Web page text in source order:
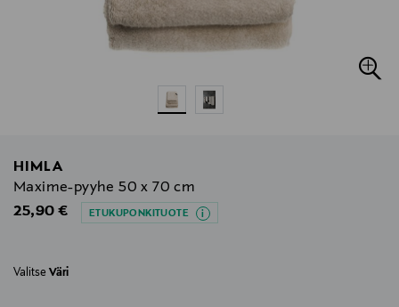
HIMLA
Maxime-pyyhe 50 x 70 cm
Original Price
25,90 € ETUKUPONKITUOTE
Valitse Väri